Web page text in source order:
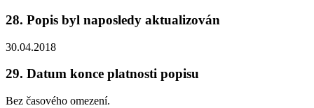
28. Popis byl naposledy aktualizován
30.04.2018
29. Datum konce platnosti popisu
Bez časového omezení.